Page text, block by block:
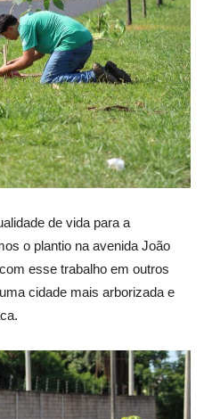
de vida para a
o plantio na avenida João
esse trabalho em outros
cidade mais arborizada e